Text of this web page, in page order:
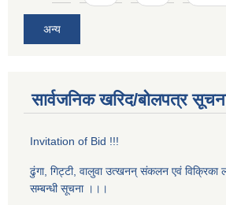
अन्य
सार्वजनिक खरिद/बोलपत्र
Invitation of Bid !!!
ढुंगा, गिट्टी, वालुवा उत्खनन् संकलन एवं विक्रिका
सम्बन्धी सूचना ।।।